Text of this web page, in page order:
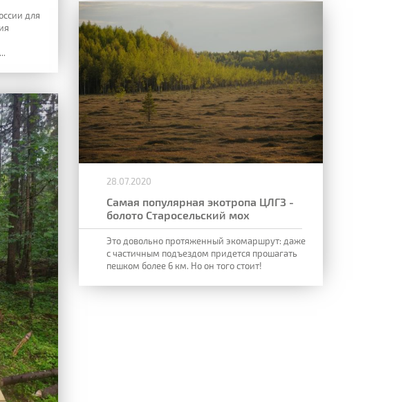
для
28.07.2020
Самая популярная экотропа ЦЛГЗ -
болото Старосельский мох
Это довольно протяженный экомаршрут: даже
с частичным подъездом придется прошагать
пешком более 6 км. Но он того стоит!